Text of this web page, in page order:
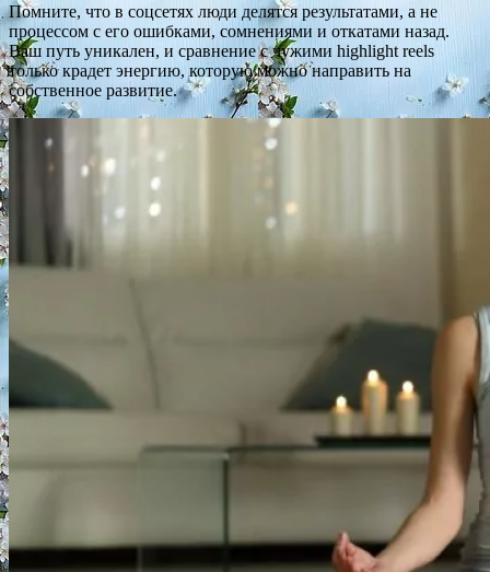
Помните, что в соцсетях люди делятся результатами, а не
процессом с его ошибками, сомнениями и откатами назад.
Ваш путь уникален, и сравнение с чужими highlight reels
только крадет энергию, которую можно направить на
собственное развитие.